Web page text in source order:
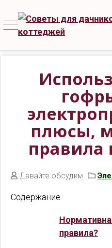
плюсы,
правила
Давайте обсудим
Содержание
правила?